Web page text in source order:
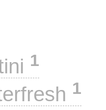
1
1